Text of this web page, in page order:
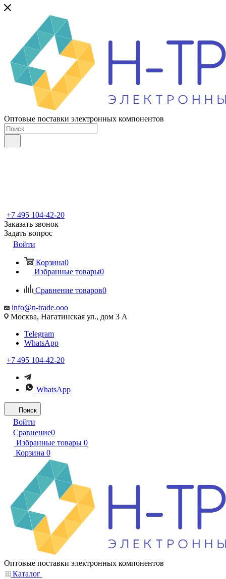
Оптовые поставки электронных компонентов
+7 495 104-42-20
Заказать звонок
Задать вопрос
Войти
Корзина0
Избранные товары0
Сравнение товаров0
info@n-trade.ooo
Москва, Нагатинская ул., дом 3 А
Telegram
WhatsApp
+7 495 104-42-20
WhatsApp
Поиск
Войти
Сравнение0
Избранные товары 0
Корзина 0
Оптовые поставки электронных компонентов
Каталог